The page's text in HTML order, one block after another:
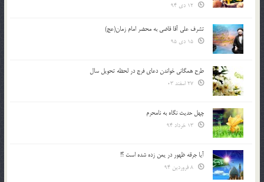
تشرف علي آقا قاضي به محضر امام زمان(عج)
طرح همگانی خواندن دعای فرج در لحظه تحویل سال
چهل حدیث نگاه به نامحرم
آیا جرقه ظهور در یمن زده شده است ؟!